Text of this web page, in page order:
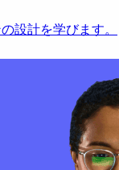
設計を学びます。